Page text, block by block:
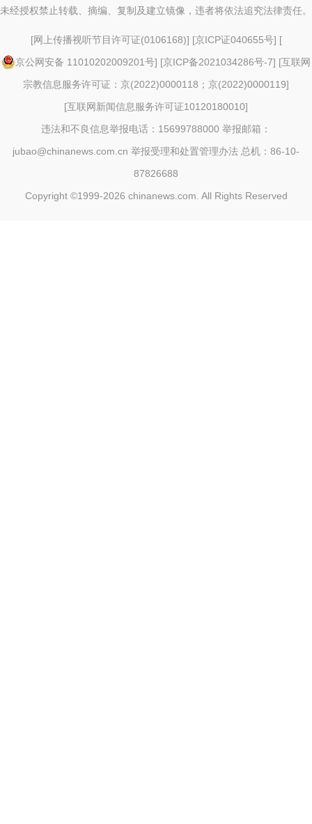
未经授权禁止转载、摘编、复制及建立镜像，违者将依法追究法律责任。
[网上传播视听节目许可证(0106168)] [京ICP证040655号] [
京公网安备 11010202009201号] [京ICP备2021034286号-7] [互联网
宗教信息服务许可证：京(2022)0000118；京(2022)0000119]
[互联网新闻信息服务许可证10120180010]
违法和不良信息举报电话：15699788000 举报邮箱：
jubao@chinanews.com.cn 举报受理和处置管理办法 总机：86-10-
87826688
Copyright ©1999-2026 chinanews.com. All Rights Reserved